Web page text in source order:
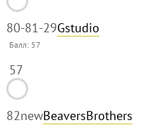
80-81-29Gstudio
Балл: 57
57
82newBeaversBrothers